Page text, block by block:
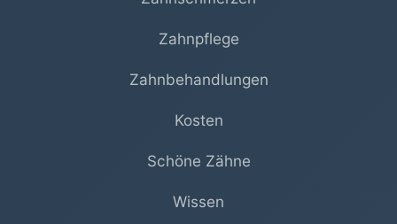
Zahnpflege
Zahnbehandlungen
Kosten
Schöne Zähne
Wissen